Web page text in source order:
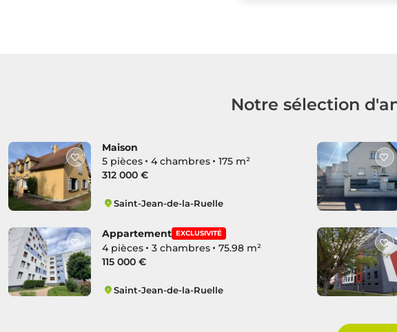
Notre sélection
Maison
5 pièces
4 chambres
175 m²
312 000 €
Saint-Jean-de-la-Ruelle
Appartement EXCLUSIVITÉ
4 pièces 3 chambres
75.98 m²
115 000 €
Saint-Jean-de-la-Ruelle